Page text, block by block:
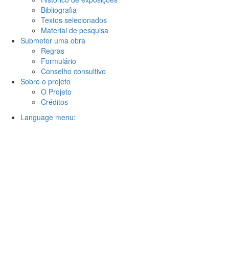
Bibliografia
Textos selecionados
Material de pesquisa
Submeter uma obra
Regras
Formulário
Conselho consultivo
Sobre o projeto
O Projeto
Créditos
Language menu: